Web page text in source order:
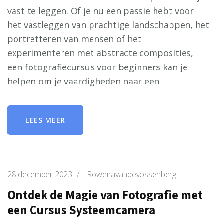
vast te leggen. Of je nu een passie hebt voor
het vastleggen van prachtige landschappen, het
portretteren van mensen of het
experimenteren met abstracte composities,
een fotografiecursus voor beginners kan je
helpen om je vaardigheden naar een …
LEES MEER
28 december 2023 / Rowenavandevossenberg
Ontdek de Magie van Fotografie met
een Cursus Systeemcamera